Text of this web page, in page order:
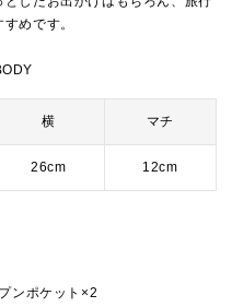
めです。
横 マチ
26cm 12cm
ンポケット×2